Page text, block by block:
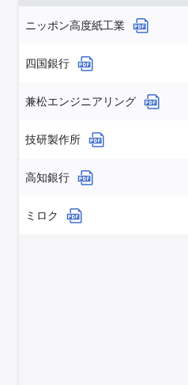
ニッポン高度紙工業
四国銀行
兼松エンジニアリング
技研製作所
高知銀行
ミロク